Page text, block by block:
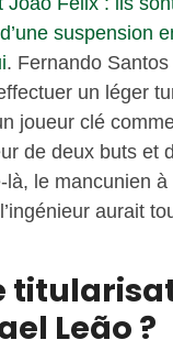
suspension
. Fernando
un léger
joueur clé
de deux buts et
là, le mancunien
aurait
Leão ?